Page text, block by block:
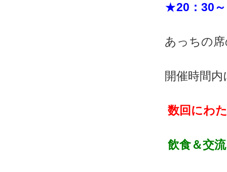
★20：30～
あっちの
開催時間
数回にわ
飲食＆交